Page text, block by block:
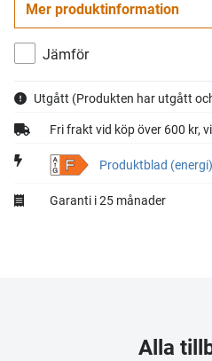
Mer produktinformation
Jämför
Utgått (Produkten har utgått
Fri frakt vid köp över 600 kr,
F Produktblad (energi)
Garanti i 25 månader
Alla